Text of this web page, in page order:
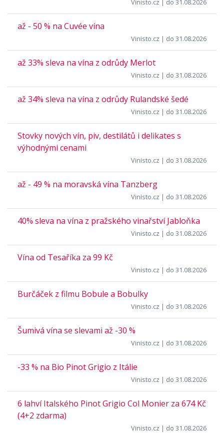
Vinisto.cz | do 31.08.2026
až - 50 % na Cuvée vína
Vinisto.cz | do 31.08.2026
až 33% sleva na vína z odrůdy Merlot
Vinisto.cz | do 31.08.2026
až 34% sleva na vína z odrůdy Rulandské šedé
Vinisto.cz | do 31.08.2026
Stovky nových vín, piv, destilátů i delikates s
výhodnými cenami
Vinisto.cz | do 31.08.2026
až - 49 % na moravská vína Tanzberg
Vinisto.cz | do 31.08.2026
40% sleva na vína z pražského vinařství Jabloňka
Vinisto.cz | do 31.08.2026
Vína od Tesaříka za 99 Kč
Vinisto.cz | do 31.08.2026
Burčáček z filmu Bobule a Bobulky
Vinisto.cz | do 31.08.2026
Šumivá vína se slevami až -30 %
Vinisto.cz | do 31.08.2026
-33 % na Bio Pinot Grigio z Itálie
Vinisto.cz | do 31.08.2026
6 lahví Italského Pinot Grigio Col Monier za 674 Kč
(4+2 zdarma)
Vinisto.cz | do 31.08.2026